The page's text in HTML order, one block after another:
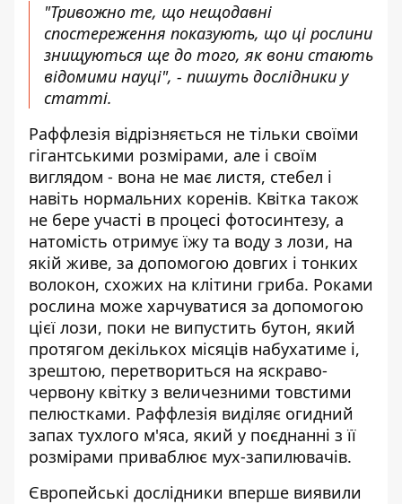
"Тривожно те, що нещодавні
спостереження показують, що ці рослини
знищуються ще до того, як вони стають
відомими науці", - пишуть дослідники у
статті.
Раффлезія відрізняється не тільки своїми
гігантськими розмірами, але і своїм
виглядом - вона не має листя, стебел і
навіть нормальних коренів. Квітка також
не бере участі в процесі фотосинтезу, а
натомість отримує їжу та воду з лози, на
якій живе, за допомогою довгих і тонких
волокон, схожих на клітини гриба. Роками
рослина може харчуватися за допомогою
цієї лози, поки не випустить бутон, який
протягом декількох місяців набухатиме і,
зрештою, перетвориться на яскраво-
червону квітку з величезними товстими
пелюстками. Раффлезія виділяє огидний
запах тухлого м'яса, який у поєднанні з її
розмірами приваблює мух-запилювачів.
Європейські дослідники вперше виявили